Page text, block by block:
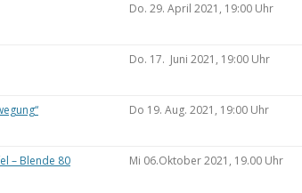
Do. 29. April 2021, 19:00 Uhr
Do. 17. Juni 2021, 19:00 Uhr
Do 19. Aug. 2021, 19:00 Uhr
– Blende 80 Mi 06.Oktober 2021, 19.00 Uhr